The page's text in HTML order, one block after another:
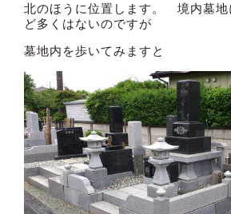
北のほうに位置します。 境内墓地
ど多くはないのですが
墓地内を歩いてみますと